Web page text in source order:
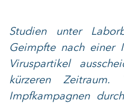
Studien unter
Geimpfte nach einer
Viruspartikel
kürzeren Zeitraum.
Impfkampagnen